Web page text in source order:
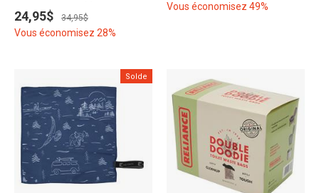
24,95$ 34,95$
Vous économisez 28%
Vous économisez 49%
Solde